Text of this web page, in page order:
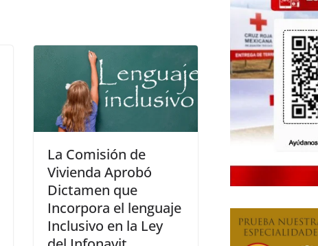
La Comisión de
Vivienda Aprobó
Dictamen que
Incorpora el lenguaje
Inclusivo en la Ley